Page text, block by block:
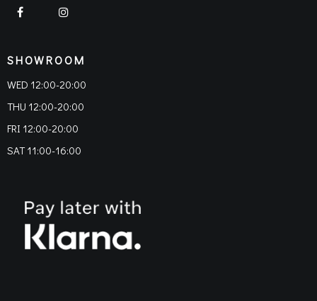
SHOWROOM
WED 12:00-20:00
THU 12:00-20:00
FRI 12:00-20:00
SAT 11:00-16:00